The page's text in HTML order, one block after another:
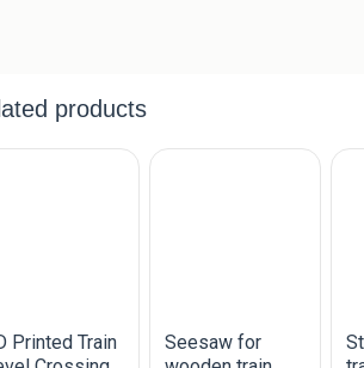
treinen: 5€
216mm) 5,50€ / 8,50€